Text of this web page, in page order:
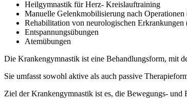
Heilgymnastik für Herz- Kreislauftraining
Manuelle Gelenkmobilisierung nach
Rehabilitation von neurologischen
Entspannungsübungen
Atemübungen
Die Krankengymnastik ist eine Behandlungsform, mit
Sie umfasst sowohl aktive als auch passive
Ziel der Krankengymnastik ist es, die Bewegungs- und